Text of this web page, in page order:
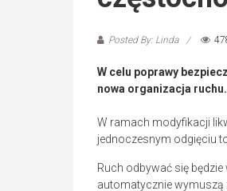
Posted By: Linda
W celu poprawy
nowa organizacja ruchu.
W ramach modyfikacji
jednoczesnym odgięciu
Ruch odbywać się
automatycznie wymuszą